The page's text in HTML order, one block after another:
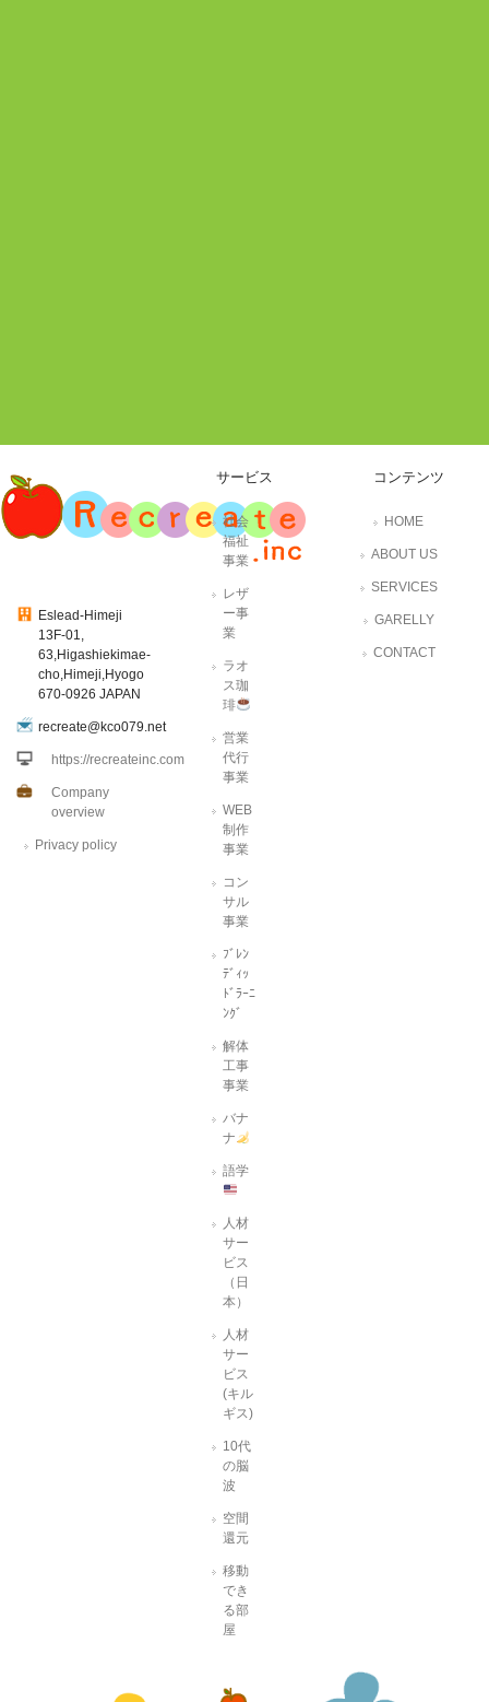
Eslead-Himeji
13F-01,
63,Higashiekimae-
cho,Himeji,Hyogo
670-0926 JAPAN
recreate@kco079.net
https://recreateinc.com
Company
overview
Privacy policy
サービス
社会
福祉
事業
レザ
ー事
業
ラオ
ス珈
琲
営業
代行
事業
WEB
制作
事業
コン
サル
事業
ﾌﾞﾚﾝ
ﾃﾞｨｯ
ﾄﾞﾗｰﾆ
ﾝｸﾞ
解体
工事
事業
バナ
ナ
語学
人材
サー
ビス
（日
本）
人材
サー
ビス
(キル
ギス)
10代
の脳
波
空間
還元
移動
でき
る部
屋
コンテンツ
HOME
ABOUT US
SERVICES
GARELLY
CONTACT